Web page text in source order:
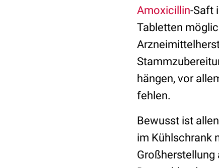
Amoxicillin-Saft
Tabletten
hängen, vor
fehlen.
Bewusst ist
im Kühlschrank
Großherstellung